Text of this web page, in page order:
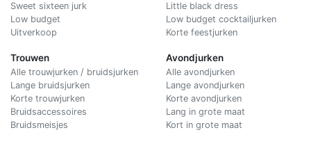
Sweet sixteen jurk
Low budget
Uitverkoop
Trouwen
Alle trouwjurken / bruidsjurken
Lange bruidsjurken
Korte trouwjurken
Bruidsaccessoires
Bruidsmeisjes
Little black dress
Low budget cocktailjurken
Korte feestjurken
Avondjurken
Alle avondjurken
Lange avondjurken
Korte avondjurken
Lang in grote maat
Kort in grote maat